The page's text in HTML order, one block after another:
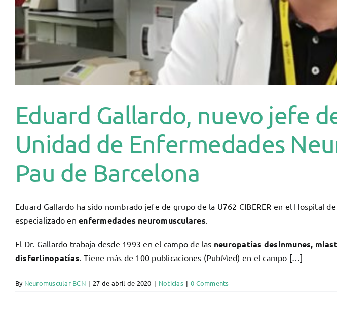
Eduard Gallardo, nuevo jefe
Unidad de Enfermedades
Pau de Barcelona
Eduard Gallardo ha sido nombrado jefe de grupo de la U762 CIBERER en el Hospital
especializado enenfermedades neuromusculares.
El Dr. Gallardo trabaja desde 1993 en el campo de las neuropatías desinmunes,
disferlinopatías. Tiene más de 100 publicaciones (PubMed) en el campo […]
By Neuromuscular BCN | 27 de abril de 2020 | Noticias | 0 Comments